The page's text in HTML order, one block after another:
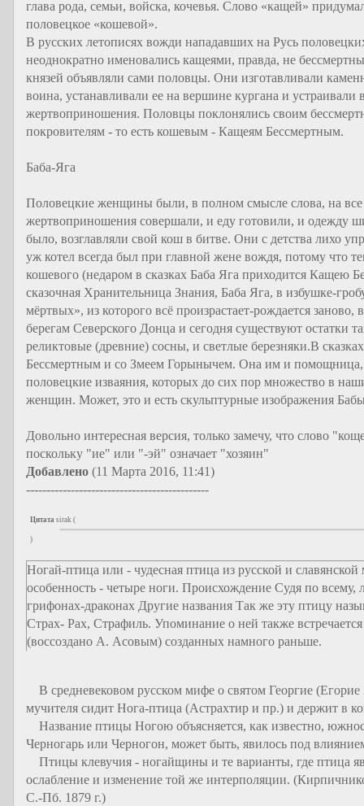
глава рода, семьи, войска, кочевья. Слово «кащей»
половецкое «кошевой».
В русских летописях вожди нападавших на Русь
неоднократно именовались кащеями, правда, не
князей объявляли сами половцы. Они изготавливали
воина, устанавливали ее на вершине кургана и устраивали
жертвоприношения. Половцы поклонялись своим
покровителям - то есть кошевым - Кащеям Бессмертным.
Баба-Яга
Половецкие женщины были, в полном смысле слова, на
жертвоприношения совершали, и еду готовили, и одежду
было, возглавляли свой кош в битве. Они с детства лихо
уж котел всегда был при главной жене вождя, потому что
кошевого (недаром в сказках Баба Яга приходится Кащею
сказочная Хранительница Знания, Баба Яга, в избушке-
мёртвых», из которого всё произрастает-рождается
берегам Северского Донца и сегодня существуют остатки
реликтовые (древние) сосны, и светлые березняки.В
Бессмертным и со Змеем Горынычем. Она им и помощница,
половецкие изваяния, которых до сих пор множество в
женщин. Может, это и есть скульптурные изображения
Довольно интересная версия, только замечу, что слово
поскольку "ие" или "-эй" означает "хозяин"
Добавлено (11 Марта 2016, 11:41)
---------------------------------------------
Цитата sirak (
)
Ногай-птица или - чудесная птица из русской и
особенность - четыре ноги. Происхождение Судя по всему,
грифонах-драконах Другие названия Так же эту птицу
Страх- Рах, Страфиль. Упоминание о ней также
(воссоздано А. Асовым) созданных намного раньше.
В средневековом русском мифе о святом Георгие
мучителя сидит Нога-птица (Астрахтир и пр.) и держит в
Название птицы Ногою объясняется, как известно,
Черногарь или Черногон, может быть, явилось под
Птицы клевучия - ногайщины и те варианты, где птица
ослабление и изменение той же интерполяции.
С.-Пб. 1879 г.)